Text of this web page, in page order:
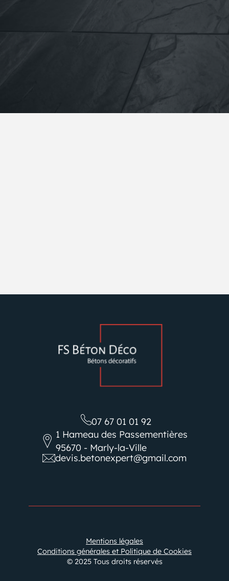
07 67 01 01 92
1 Hameau des Passementières
95670 - Marly-la-Ville
devis.betonexpert@gmail.com
© 2025 Tous droits réservés
Mentions légales
Conditions générales et Politique de Cookies